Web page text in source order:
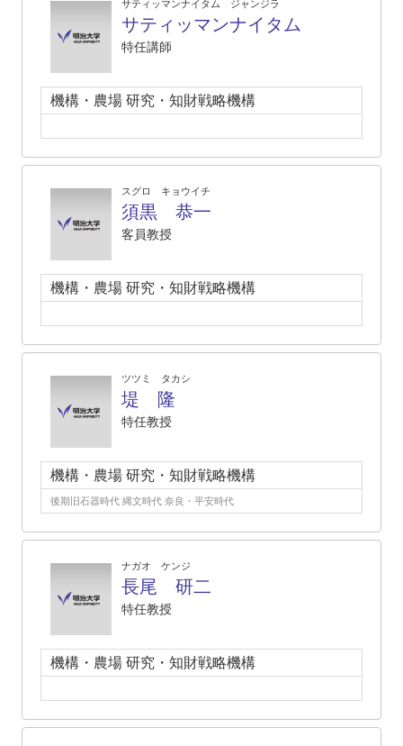
サティッマンナイタム ジャンジラ
サティッマンナイタム
特任講師
機構・農場 研究・知財戦略機構
スグロ キョウイチ
須黒 恭一
客員教授
機構・農場 研究・知財戦略機構
ツツミ タカシ
堤 隆
特任教授
機構・農場 研究・知財戦略機構
後期旧石器時代 縄文時代 奈良・平安時代
ナガオ ケンジ
長尾 研二
特任教授
機構・農場 研究・知財戦略機構